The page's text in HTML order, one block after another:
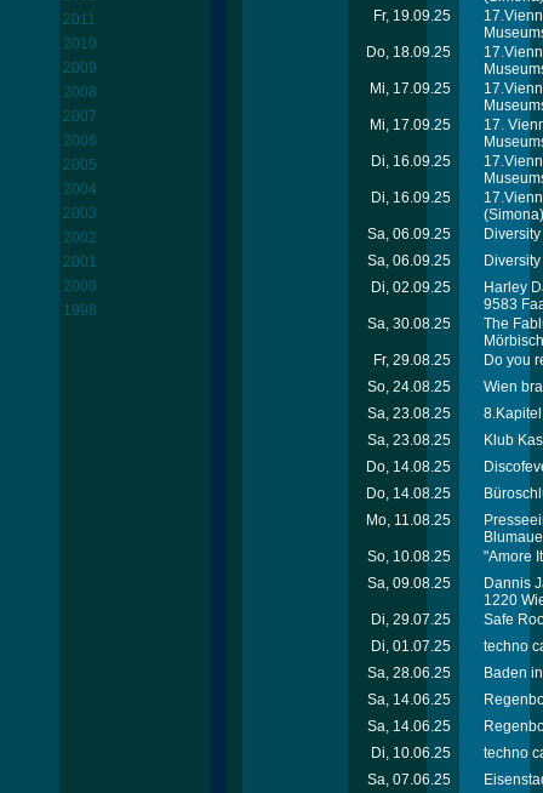
2011
2010
2009
2008
2007
2006
2005
2004
2003
2002
2001
2000
1998
Fr, 19.09.25
Do, 18.09.25
Mi, 17.09.25
Mi, 17.09.25
17.
Di, 16.09.25
Di, 16.09.25
(Simona)
Sa, 06.09.25
Sa, 06.09.25
Di, 02.09.25
Harley
9583
Sa, 30.08.25
The
Mörbisch
Fr, 29.08.25
Do you
So, 24.08.25
Wien
Sa, 23.08.25
Sa, 23.08.25
Klub
Do, 14.08.25
Do, 14.08.25
Mo, 11.08.25
So, 10.08.25
"Amore
Sa, 09.08.25
Dannis
1220
Di, 29.07.25
Safe
Di, 01.07.25
techno
Sa, 28.06.25
Baden
Sa, 14.06.25
Sa, 14.06.25
Di, 10.06.25
techno
Sa, 07.06.25